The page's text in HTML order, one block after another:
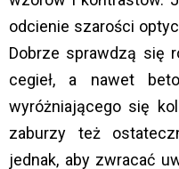
odcienie szarości
Dobrze sprawdzą się
cegieł, a nawet
wyróżniającego się
zaburzy też
jednak, aby zwracać